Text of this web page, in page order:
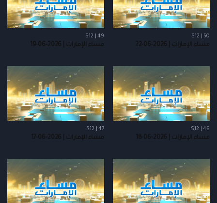
S12 | 50
مساء الإمارات | 2026-06-22
S12 | 49
مساء الإمارات | 2026-06-19
S12 | 48
مساء الإمارات | 2026-06-18
S12 | 47
مساء الإمارات | 2026-06-17